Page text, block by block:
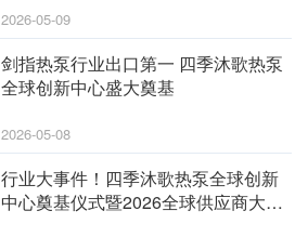
2026-05-09
剑指热泵行业出口第一 四季沐歌热泵
全球创新中心盛大奠基
2026-05-08
行业大事件！四季沐歌热泵全球创新
中心奠基仪式暨2026全球供应商大会